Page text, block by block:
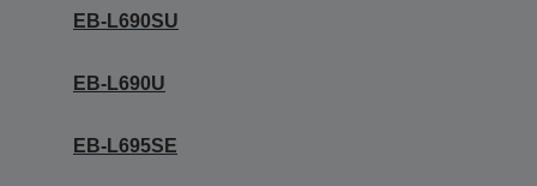
EB-L690SU
EB-L690U
EB-L695SE